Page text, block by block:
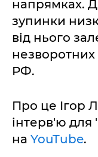
напрямках.
зупинки
від нього
незворотних
РФ.
Про це Ігор
інтерв'ю для
на YouTube.